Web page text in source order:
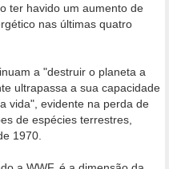
ter havido um aumento de
nas últimas quatro
a "destruir o planeta a
ultrapassa a sua capacidade
vida", evidente na perda de
de espécies terrestres,
1970.